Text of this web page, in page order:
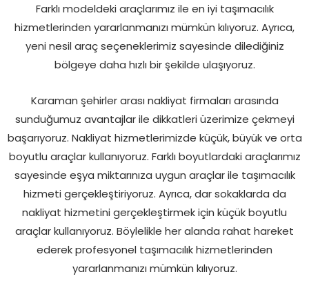
Farklı modeldeki araçlarımız ile en iyi taşımacılık
hizmetlerinden yararlanmanızı mümkün kılıyoruz. Ayrıca,
yeni nesil araç seçeneklerimiz sayesinde dilediğiniz
bölgeye daha hızlı bir şekilde ulaşıyoruz.
Karaman şehirler arası nakliyat firmaları arasında
sunduğumuz avantajlar ile dikkatleri üzerimize çekmeyi
başarıyoruz. Nakliyat hizmetlerimizde küçük, büyük ve orta
boyutlu araçlar kullanıyoruz. Farklı boyutlardaki araçlarımız
sayesinde eşya miktarınıza uygun araçlar ile taşımacılık
hizmeti gerçekleştiriyoruz. Ayrıca, dar sokaklarda da
nakliyat hizmetini gerçekleştirmek için küçük boyutlu
araçlar kullanıyoruz. Böylelikle her alanda rahat hareket
ederek profesyonel taşımacılık hizmetlerinden
yararlanmanızı mümkün kılıyoruz.